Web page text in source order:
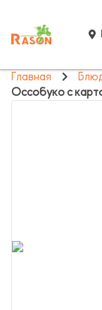
Главная
Оссобуко с